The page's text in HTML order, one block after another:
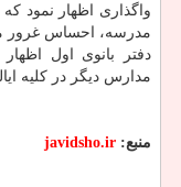
واگذاری اظهار نمود
مدرسه، احساس غرور
دفتر بانوی اول
مدارس دیگر در کلیه
منبع: javidsho.ir